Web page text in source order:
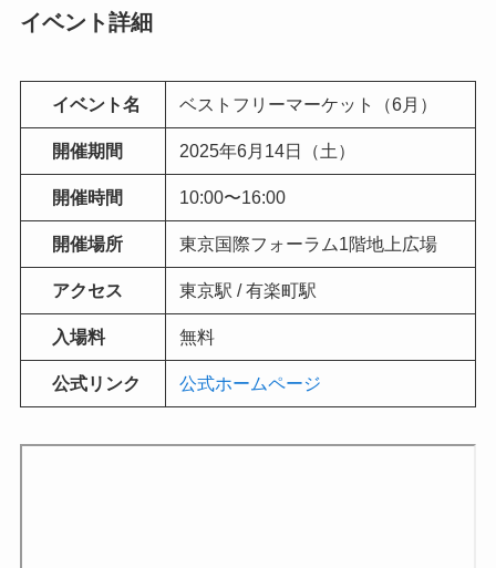
イベント詳細
イベント名 ベストフリーマーケット（6月）
開催期間 2025年6月14日（土）
開催時間 10:00〜16:00
開催場所 東京国際フォーラム1階地上広場
アクセス 東京駅 / 有楽町駅
入場料 無料
公式リンク 公式ホームページ